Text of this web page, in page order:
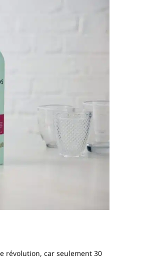
révolution, car seulement 30